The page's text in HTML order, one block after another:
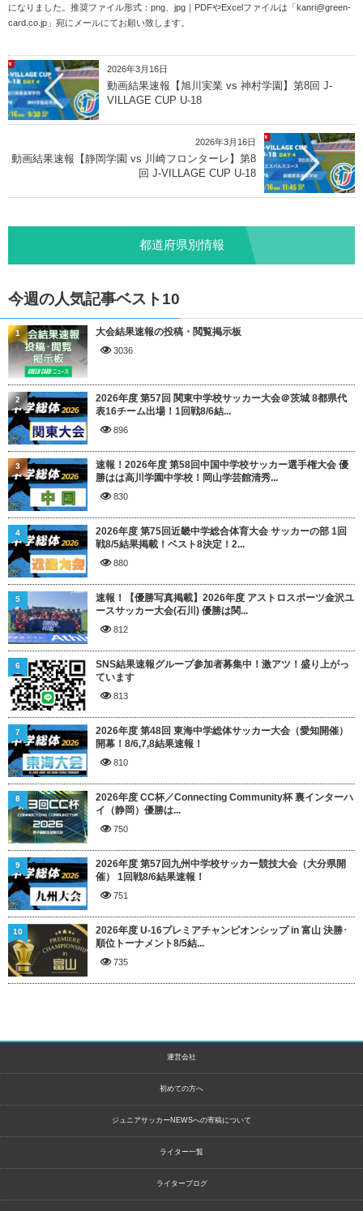
になりました。推奨ファイル形式：png、jpg｜PDFやExcelファイルは「kanri@green-
card.co.jp 」宛にメールにてお願い致します。
2026年3月16日
動画結果速報【旭川実業 vs 神村学園】第8回 J-
VILLAGE CUP U-18
2026年3月16日
動画結果速報【静岡学園 vs 川崎フロンターレ】第8
回 J-VILLAGE CUP U-18
都道府県別情報
今週の人気記事ベスト10
大会結果速報の投稿・閲覧掲示板
3036
1
2026年度 第57回 関東中学校サッカー大会＠茨城 8都県代
表16チーム出場！1回戦8/6結...
896
2
速報！2026年度 第58回中国中学校サッカー選手権大会 優
勝はは高川学園中学校！岡山学芸館清秀...
830
3
2026年度 第75回近畿中学総合体育大会 サッカーの部 1回
戦8/5結果掲載！ベスト8決定！2...
880
4
速報！【優勝写真掲載】2026年度 アストロスポーツ金沢ユ
ースサッカー大会(石川) 優勝は関...
812
5
SNS結果速報グループ参加者募集中！激アツ！盛り上がっ
ています
813
6
2026年度 第48回 東海中学総体サッカー大会（愛知開催）
開幕！8/6,7,8結果速報！
810
7
2026年度 CC杯／Connecting Community杯 裏インターハ
イ（静岡）優勝は...
750
8
2026年度 第57回九州中学校サッカー競技大会（大分県開
催） 1回戦8/6結果速報！
751
9
2026年度 U-16プレミアチャンピオンシップ in 富山 決勝･
順位トーナメント8/5結...
735
10
運営会社
初めての方へ
ジュニアサッカーNEWSへの寄稿について
ライター一覧
ライターブログ